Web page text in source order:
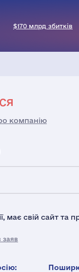
$170 млрд збитків
компанію
має свій сайт та
заяв